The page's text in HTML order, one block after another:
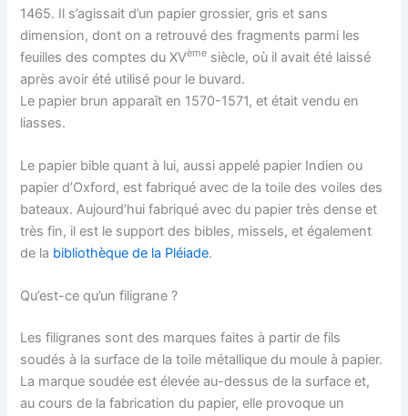
1465. Il s’agissait d’un papier grossier, gris et sans
dimension, dont on a retrouvé des fragments parmi les
feuilles des comptes du XVème siècle, où il avait été laissé
après avoir été utilisé pour le buvard.
Le papier brun apparaît en 1570-1571, et était vendu en
liasses.
Le papier bible quant à lui, aussi appelé papier Indien ou
papier d’Oxford, est fabriqué avec de la toile des voiles des
bateaux. Aujourd’hui fabriqué avec du papier très dense et
très fin, il est le support des bibles, missels, et également
de la bibliothèque de la Pléiade.
Qu’est-ce qu’un filigrane ?
Les filigranes sont des marques faites à partir de fils
soudés à la surface de la toile métallique du moule à papier.
La marque soudée est élevée au-dessus de la surface et,
au cours de la fabrication du papier, elle provoque un